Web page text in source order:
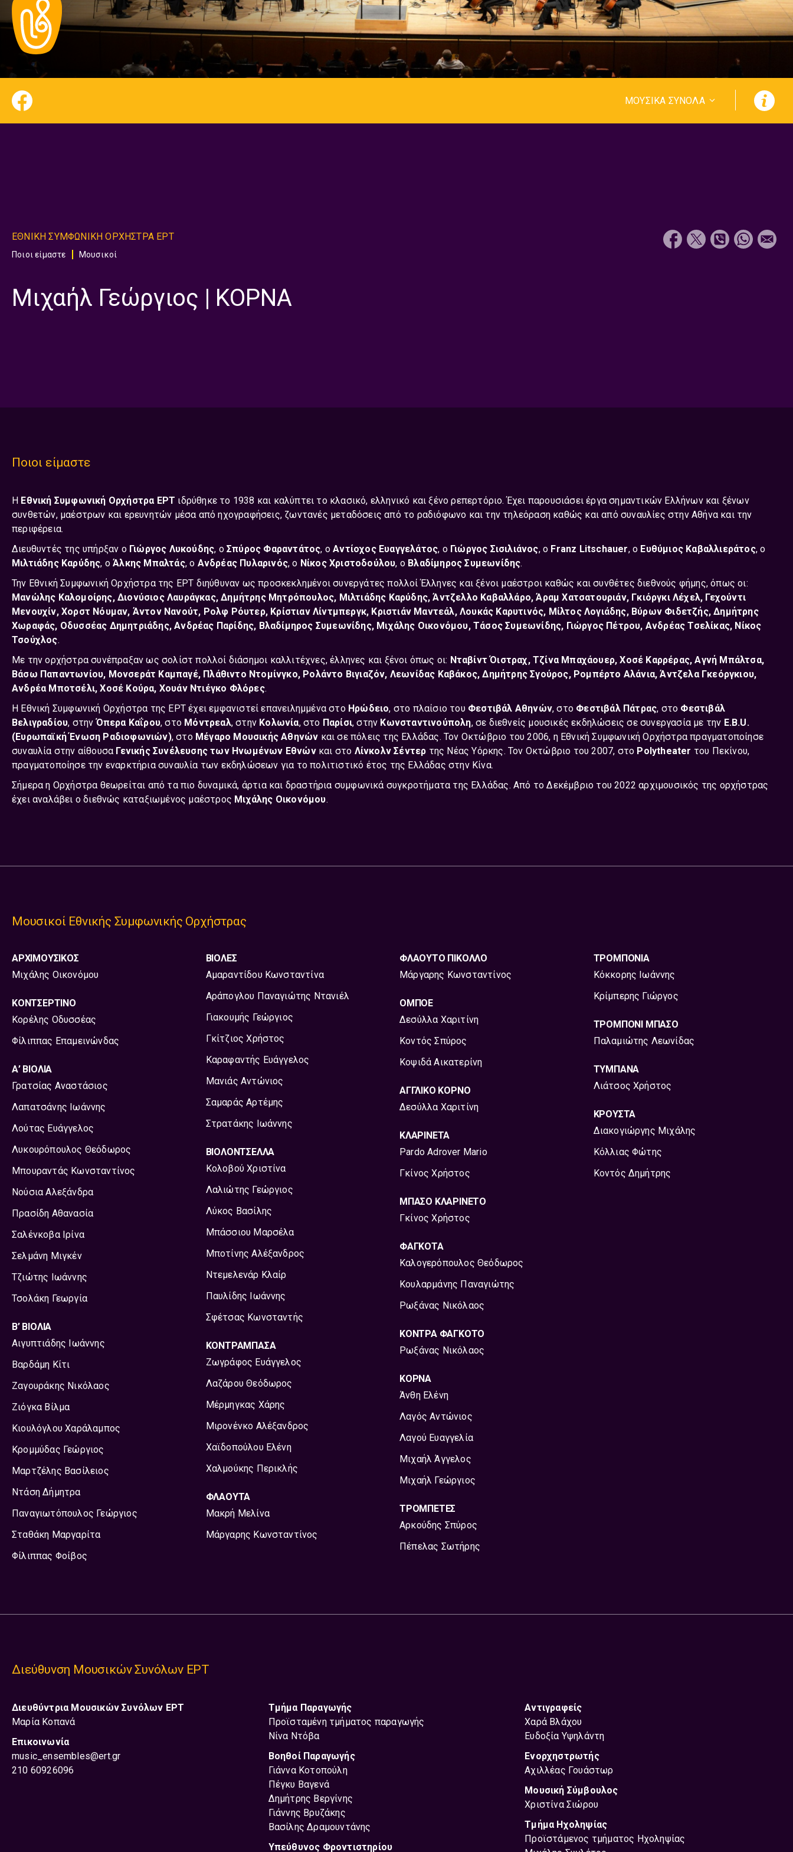
ΜΟΥΣΙΚΑ ΣΥΝΟΛΑ
ΕΘΝΙΚΗ ΣΥΜΦΩΝΙΚΗ ΟΡΧΗΣΤΡΑ ΕΡΤ
Ποιοι είμαστε Μουσικοί
Μιχαήλ Γεώργιος | ΚΟΡΝΑ
Ποιοι είμαστε
Η Εθνική Συμφωνική Ορχήστρα ΕΡΤ ιδρύθηκε το 1938 και καλύπτει το κλασικό, ελληνικό και ξένο ρεπερτόριο. Έχει παρουσιάσει έργα σημαντικών Ελλήνων και ξένων
συνθετών, μαέστρων και ερευνητών μέσα από ηχογραφήσεις, ζωντανές μεταδόσεις από το ραδιόφωνο και την τηλεόραση καθώς και από συναυλίες στην Αθήνα και την
περιφέρεια.
Διευθυντές της υπήρξαν ο Γιώργος Λυκούδης, οΣπύρος Φαραντάτος, οΑντίοχος Ευαγγελάτος, οΓιώργος Σισιλιάνος, ο Franz Litschauer, ο Ευθύμιος Καβαλλιεράτος, ο
Μιλτιάδης Καρύδης, ο Άλκης Μπαλτάς, ο Ανδρέας Πυλαρινός, ο Νίκος Χριστοδούλου, ο Βλαδίμηρος Συμεωνίδης.
Την Εθνική Συμφωνική Ορχήστρα της ΕΡΤ διηύθυναν ως προσκεκλημένοι συνεργάτες πολλοί Έλληνες και ξένοι μαέστροι καθώς και συνθέτες διεθνούς φήμης, όπως οι:
Μανώλης Καλομοίρης, Διονύσιος Λαυράγκας, Δημήτρης Μητρόπουλος, Μιλτιάδης Καρύδης, Άντζελλο Καβαλλάρο, Άραμ Χατσατουριάν, Γκιόργκι Λέχελ, Γεχούντι
Μενουχίν, Χορστ Νόυμαν, Άντον Νανούτ, Ρολφ Ρόυτερ, Κρίστιαν Λίντμπεργκ, Κριστιάν Μαντεάλ, Λουκάς Καρυτινός, Μίλτος Λογιάδης, Βύρων Φιδετζής, Δημήτρης
Χωραφάς, Οδυσσέας Δημητριάδης, Ανδρέας Παρίδης, Βλαδίμηρος Συμεωνίδης, Μιχάλης Οικονόμου, Τάσος Συμεωνίδης, Γιώργος Πέτρου, Ανδρέας Τσελίκας, Νίκος
Τσούχλος.
Με την ορχήστρα συνέπραξαν ως σολίστ πολλοί διάσημοι καλλιτέχνες, έλληνες και ξένοι όπως οι: Νταβίντ Όιστραχ, Τζίνα Μπαχάουερ, Χοσέ Καρρέρας, Aγνή Μπάλτσα,
Βάσω Παπαντωνίου, Mονσεράτ Kαμπαγέ, Πλάθιντο Ντομίνγκο, Ρολάντο Βιγιαζόν, Λεωνίδας Καβάκος, Δημήτρης Σγούρος, Ρομπέρτο Αλάνια, Άντζελα Γκεόργκιου,
Ανδρέα Μποτσέλι, Χοσέ Κούρα, Χουάν Ντιέγκο Φλόρες.
Η Εθνική Συμφωνική Ορχήστρα της ΕΡΤ έχει εμφανιστεί επανειλημμένα στοΗρώδειο, στο πλαίσιο του Φεστιβάλ Αθηνών, στο Φεστιβάλ Πάτρας, στο Φεστιβάλ
Βελιγραδίου, στηνΌπερα Καΐρου, στο Μόντρεαλ, στην Κολωνία, στο Παρίσι, στην Κωνσταντινούπολη, σε διεθνείς μουσικές εκδηλώσεις σε συνεργασία με την E.B.U.
(Ευρωπαϊκή Ένωση Ραδιοφωνιών), στο Μέγαρο Μουσικής Αθηνών και σε πόλεις της Ελλάδας. Τον Οκτώβριο του 2006, η Εθνική Συμφωνική Ορχήστρα πραγματοποίησε
συναυλία στην αίθουσα Γενικής Συνέλευσης των Ηνωμένων Εθνώνκαι στο Λίνκολν Σέντερ της Νέας Υόρκης. Τον Οκτώβριο του 2007, στο Polytheater του Πεκίνου,
πραγματοποίησε την εναρκτήρια συναυλία των εκδηλώσεων για το πολιτιστικό έτος της Ελλάδας στην Κίνα.
Σήμερα η Ορχήστρα θεωρείται από τα πιο δυναμικά, άρτια και δραστήρια συμφωνικά συγκροτήματα της Ελλάδας. Από το Δεκέμβριο του 2022 αρχιμουσικός της ορχήστρας
έχει αναλάβει ο διεθνώς καταξιωμένος μαέστρος Μιχάλης Οικονόμου.
Μουσικοί Εθνικής Συμφωνικής Ορχήστρας
ΑΡΧΙΜΟΥΣΙΚΟΣ
Μιχάλης Οικονόμου
ΚΟΝΤΣΕΡΤΙΝΟ
Κορέλης Οδυσσέας
Φίλιππας Επαμεινώνδας
Α’ ΒΙΟΛΙΑ
Γρατσίας Αναστάσιος
Λαπατσάνης Ιωάννης
Λούτας Ευάγγελος
Λυκουρόπουλος Θεόδωρος
Μπουραντάς Κωνσταντίνος
Νούσια Αλεξάνδρα
Πρασίδη Αθανασία
Σαλένκοβα Ιρίνα
Σελμάνη Μιγκέν
Τζιώτης Ιωάννης
Τσολάκη Γεωργία
Β’ ΒΙΟΛΙΑ
Αιγυπτιάδης Ιωάννης
Βαρδάμη Κίτι
Ζαγουράκης Νικόλαος
Ζιόγκα Βίλμα
Κιουλόγλου Χαράλαμπος
Κρομμύδας Γεώργιος
Μαρτζέλης Βασίλειος
Ντάση Δήμητρα
Παναγιωτόπουλος Γεώργιος
Σταθάκη Μαργαρίτα
Φίλιππας Φοίβος
ΒΙΟΛΕΣ
Αμαραντίδου Κωνσταντίνα
Αράπογλου Παναγιώτης Ντανιέλ
Γιακουμής Γεώργιος
Γκίτζιος Χρήστος
Καραφαντής Ευάγγελος
Μανιάς Αντώνιος
Σαμαράς Αρτέμης
Στρατάκης Ιωάννης
ΒΙΟΛΟΝΤΣΕΛΛΑ
Κολοβού Χριστίνα
Λαλιώτης Γεώργιος
Λύκος Βασίλης
Μπάσσιου Μαρσέλα
Μποτίνης Αλέξανδρος
Ντεμελενάρ Κλαίρ
Παυλίδης Ιωάννης
Σφέτσας Κωνσταντής
ΚΟΝΤΡΑΜΠΑΣΑ
Ζωγράφος Ευάγγελος
Λαζάρου Θεόδωρος
Μέρμηγκας Χάρης
Μιρονένκο Αλέξανδρος
Χαϊδοπούλου Ελένη
Χαλμούκης Περικλής
ΦΛΑΟΥΤΑ
Μακρή Μελίνα
Μάργαρης Κωνσταντίνος
ΦΛΑΟΥΤΟ ΠΙΚΟΛΛΟ
Μάργαρης Κωνσταντίνος
ΟΜΠΟΕ
Δεσύλλα Χαριτίνη
Κοντός Σπύρος
Κοψιδά Αικατερίνη
ΑΓΓΛΙΚΟ ΚΟΡΝΟ
Δεσύλλα Χαριτίνη
ΚΛΑΡΙΝΕΤΑ
Pardo Adrover Mario
Γκίνος Χρήστος
ΜΠΑΣΟ ΚΛΑΡΙΝΕΤΟ
Γκίνος Χρήστος
ΦΑΓΚΟΤΑ
Καλογερόπουλος Θεόδωρος
Κουλαρμάνης Παναγιώτης
Ρωξάνας Νικόλαος
ΚΟΝΤΡΑ ΦΑΓΚΟΤΟ
Ρωξάνας Νικόλαος
ΚΟΡΝΑ
Άνθη Ελένη
Λαγός Αντώνιος
Λαγού Ευαγγελία
Μιχαήλ Άγγελος
Μιχαήλ Γεώργιος
ΤΡΟΜΠΕΤΕΣ
Αρκούδης Σπύρος
Πέπελας Σωτήρης
ΤΡΟΜΠΟΝΙΑ
Κόκκορης Ιωάννης
Κρίμπερης Γιώργος
ΤΡΟΜΠΟΝΙ ΜΠΑΣΟ
Παλαμιώτης Λεωνίδας
ΤΥΜΠΑΝΑ
Λιάτσος Χρήστος
ΚΡΟΥΣΤΑ
Διακογιώργης Μιχάλης
Κόλλιας Φώτης
Κοντός Δημήτρης
Διεύθυνση Μουσικών Συνόλων ΕΡΤ
Διευθύντρια Μουσικών Συνόλων ΕΡΤ
Μαρία Κοπανά
Επικοινωνία
music_ensembles@ert.gr
210 60926096
Τμήμα Παραγωγής
Προϊσταμένη τμήματος παραγωγής
Νίνα Ντόβα
Βοηθοί Παραγωγής
Γιάννα Κοτοπούλη
Πέγκυ Βαγενά
Δημήτρης Βεργίνης
Γιάννης Βρυζάκης
Βασίλης Δραμουντάνης
Υπεύθυνος Φροντιστηρίου
Αντιγραφείς
Χαρά Βλάχου
Ευδοξία Υψηλάντη
Ενορχηστρωτής
Αχιλλέας Γουάστωρ
Μουσική Σύμβουλος
Χριστίνα Σιώρου
Τμήμα Ηχοληψίας
Προϊστάμενος τμήματος Ηχοληψίας